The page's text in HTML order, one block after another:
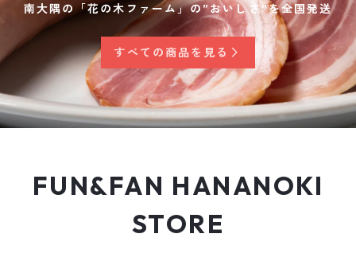
南大隅の「花の木ファーム」の”おいしさ”を全国発送
すべての商品を見る
FUN&FAN HANANOKI
STORE